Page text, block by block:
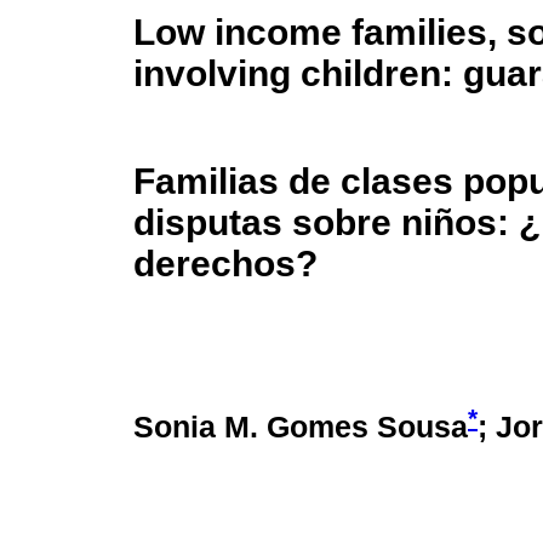
Low income families,
involving children:
Familias de clases
disputas sobre niños:
derechos?
Sonia M. Gomes Sousa*;